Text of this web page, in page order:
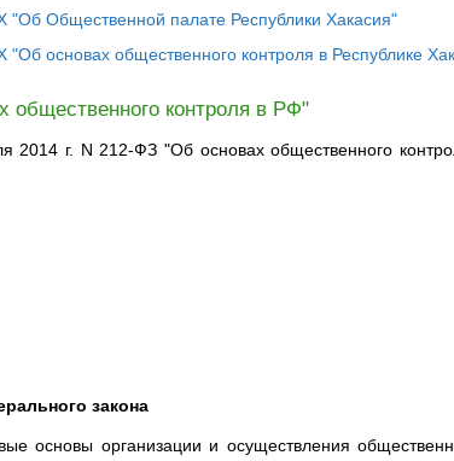
"Об Общественной палате Республики Хакасия"
основах общественного контроля в Республике
общественного контроля в РФ"
г. N 212-ФЗ "Об основах общественного
закона
основы организации и осуществления